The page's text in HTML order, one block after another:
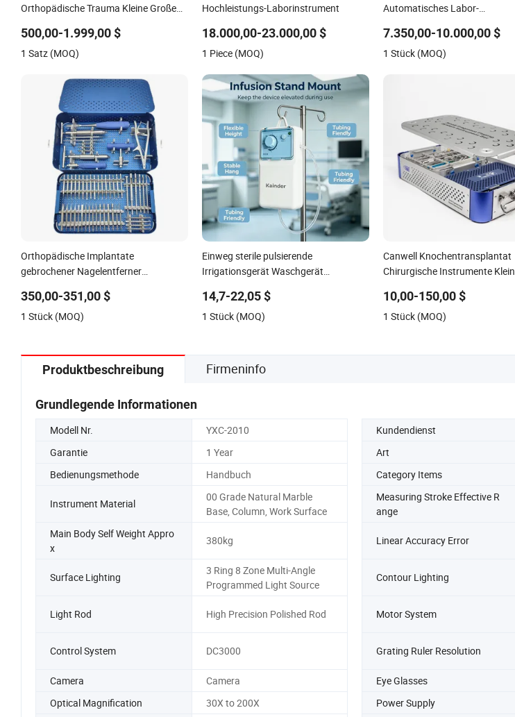
Orthopädische Trauma Kleine Große
Instrumente
500,00-1.999,00 $
1 Satz (MOQ)
Hochleistungs-Laborinstrument
18.000,00-23.000,00 $
1 Piece (MOQ)
Automatisches Labor-
von flüchtigen Phenolen,
mehr, Destillator
7.350,00-10.000,00 $
1 Stück (MOQ)
Orthopädische Implantate
gebrochener Nagelentferner
Versorgung Operation gebrochener
Schraubenauszieher
350,00-351,00 $
1 Stück (MOQ)
Einweg sterile pulsierende
Irrigationsgerät Waschgerät
medizinisches Instrument
14,7-22,05 $
1 Stück (MOQ)
Canwell Knochentransplantat
Chirurgische Instrumente
10,00-150,00 $
1 Stück (MOQ)
Produktbeschreibung Firmeninfo
Grundlegende Informationen
Modell Nr. YXC-2010 Kundendienst
Garantie
1 Year Art
Bedienungsmethode
Handbuch Category Items
Instrument Material
00 Grade Natural Marble
Base, Column, Work Surface
Measuring Stroke Effective R
ange
Main Body Self Weight Appro
x
380kg Linear Accuracy Error
Surface Lighting
3 Ring 8 Zone Multi-Angle
Programmed Light Source
Contour Lighting
Light Rod High Precision Polished Rod Motor System
Control System DC3000 Grating Ruler Resolution
Camera
Camera Eye Glasses
Optical Magnification
30X to 200X Power Supply